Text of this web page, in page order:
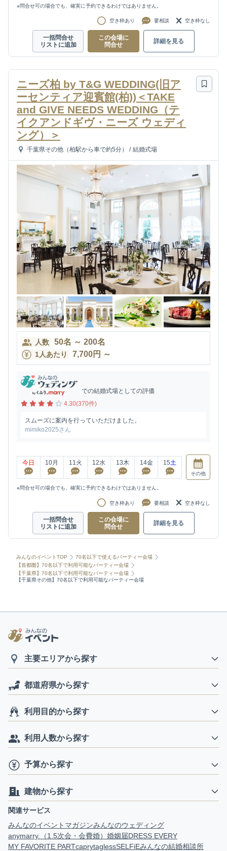
※問合せ可の場合でも、確実に予約できるわけではありません。
空き枠あり 要相談 空き枠なし
一括問合せ
リストに追加
この会場に
問合せ
詳細を見る
ニーズ柏 by T&G WEDDING(旧ア
ーセンティア迎賓館(柏))＜TAKE
and GIVE NEEDS WEDDING（テ
イクアンドギヴ・ニーズ ウェディ
ング）＞
千葉県その他（柏駅から車で約5分） / 結婚式場
人数 50名 ～ 200名
1人あたり 7,700円 ～
での結婚式場としての評価
4.30(370件)
スムーズに案内を行っていただけました。
mimiko2025さん
今日 10月 11 火 12水 13木 14金 15土
その他
※問合せ可の場合でも、確実に予約できるわけではありません。
空き枠あり 要相談 空き枠なし
一括問合せ
リストに追加
この会場に
問合せ
詳細を見る
みんなのイベントTOP
70名以下で使えるパーティー会場
【首都圏】70名以下で利用可能なパーティー会場
【千葉県】70名以下で利用可能なパーティー会場
【千葉県その他】70名以下で利用可能なパーティー会場
主要エリアから探す
都道府県から探す
利用目的から探す
利用人数から探す
予算から探す
建物から探す
関連サービス
みんなのイベントマガジンみんなのウェディング
anymarry.（1.5次会・会費婚） 婚姻届DRESS EVERY
MY FAVORITE PARTcaprytaglessSELFiEみんなの結婚相談所